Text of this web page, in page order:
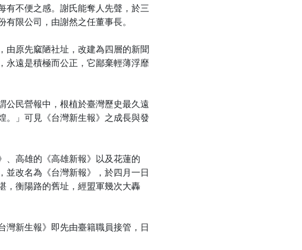
有不便之感。謝氏能奪人先聲，於三
限公司，由謝然之任董事長。
由原先窳陋社址，改建為四層的新聞
永遠是積極而公正，它鄙棄輕薄浮靡
公民營報中，根植於臺灣歷史最久遠
。」可見《台灣新生報》之成長與發
、高雄的《高雄新報》以及花蓮的
並改名為《台灣新報》，於四月一日
，衡陽路的舊址，經盟軍幾次大轟
灣新生報》即先由臺籍職員接管，日